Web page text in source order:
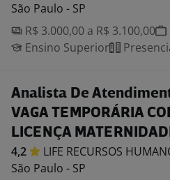
São Paulo - SP
R$ 3.000,00 a R$ 3.100,00
Ensino Superior
Analista De
VAGA TEMPORÁRIA
LICENÇA
4,2 LIFE RECURSOS
São Paulo - SP